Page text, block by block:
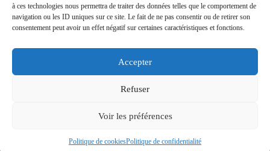
à ces technologies nous permettra de traiter des données telles que le comportement de
navigation ou les ID uniques sur ce site. Le fait de ne pas consentir ou de retirer son
consentement peut avoir un effet négatif sur certaines caractéristiques et fonctions.
Accepter
Refuser
Voir les préférences
Politique de cookiesPolitique de confidentialité
Copyright 2018, HumanoNumérie. Tous droits